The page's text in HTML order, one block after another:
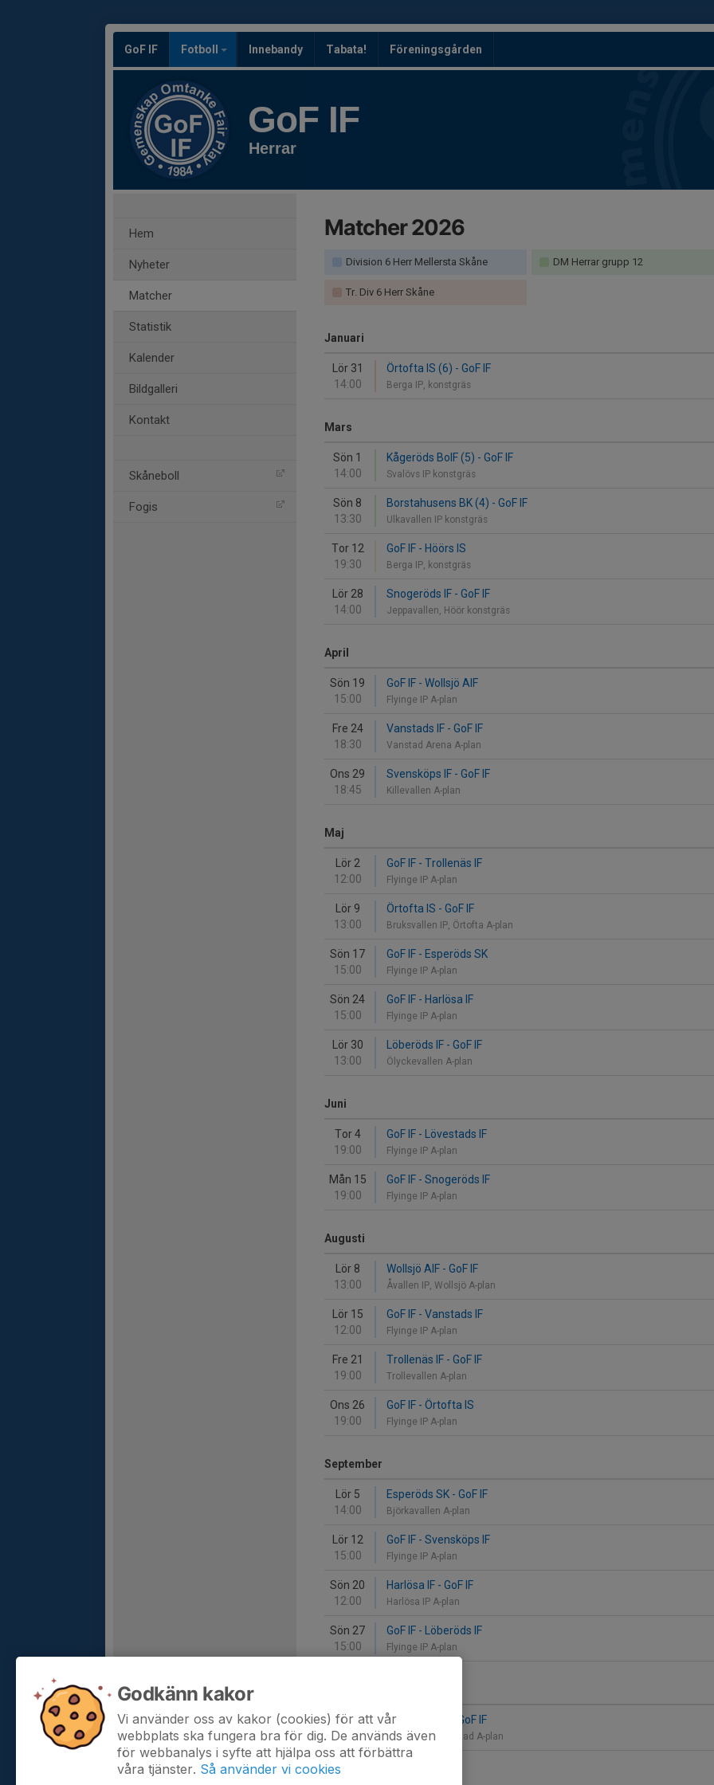
GoF IF Fotboll Innebandy Tabata! Föreningsgården
GoF IF
Herrar
Hem
Nyheter
Matcher
Statistik
Kalender
Bildgalleri
Kontakt
Skåneboll
Fogis
Matcher 2026
Division 6 Herr Mellersta Skåne DM Herrar grupp 12
Tr. Div 6 Herr Skåne
Januari
Lör 31
14:00
Örtofta IS (6) - GoF IF
Berga IP, konstgräs
Mars
Sön 1
14:00
Kågeröds BoIF (5) - GoF IF
Svalövs IP konstgräs
Sön 8
13:30
Borstahusens BK (4) - GoF IF
Ulkavallen IP konstgräs
Tor 12
19:30
GoF IF - Höörs IS
Berga IP, konstgräs
Lör 28
14:00
Snogeröds IF - GoF IF
Jeppavallen, Höör konstgräs
April
Sön 19
15:00
GoF IF - Wollsjö AIF
Flyinge IP A-plan
Fre 24
18:30
Vanstads IF - GoF IF
Vanstad Arena A-plan
Ons 29
18:45
Svensköps IF - GoF IF
Killevallen A-plan
Maj
Lör 2
12:00
GoF IF - Trollenäs IF
Flyinge IP A-plan
Lör 9
13:00
Örtofta IS - GoF IF
Bruksvallen IP, Örtofta A-plan
Sön 17
15:00
GoF IF - Esperöds SK
Flyinge IP A-plan
Sön 24
15:00
GoF IF - Harlösa IF
Flyinge IP A-plan
Lör 30
13:00
Löberöds IF - GoF IF
Ölyckevallen A-plan
Juni
Tor 4
19:00
GoF IF - Lövestads IF
Flyinge IP A-plan
Mån 15
19:00
GoF IF - Snogeröds IF
Flyinge IP A-plan
Augusti
Lör 8
13:00
Wollsjö AIF - GoF IF
Åvallen IP, Wollsjö A-plan
Lör 15
12:00
GoF IF - Vanstads IF
Flyinge IP A-plan
Fre 21
19:00
Trollenäs IF - GoF IF
Trollevallen A-plan
Ons 26
19:00
GoF IF - Örtofta IS
Flyinge IP A-plan
September
Lör 5
14:00
Esperöds SK - GoF IF
Björkavallen A-plan
Lör 12
15:00
GoF IF - Svensköps IF
Flyinge IP A-plan
Sön 20
12:00
Harlösa IF - GoF IF
Harlösa IP A-plan
Sön 27
15:00
GoF IF - Löberöds IF
Flyinge IP A-plan
Sön 4
16:00
Lövestads IF - GoF IF
Lövängen, Lövestad A-plan
Godkänn kakor
Vi använder oss av kakor (cookies) för att vår
webbplats ska fungera bra för dig. De används även
för webbanalys i syfte att hjälpa oss att förbättra
våra tjänster. Så använder vi cookies